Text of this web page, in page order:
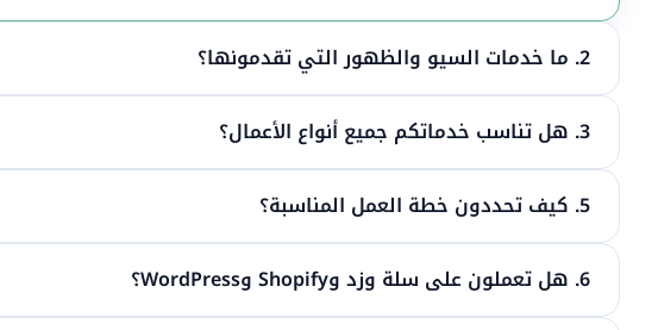
2. ما خدمات السيو والظهور التي تقدمونها؟
3. هل تناسب خدماتكم جميع أنواع الأعمال؟
5. كيف تحددون خطة العمل المناسبة؟
6. هل تعملون على سلة وزد وShopify وWordPress؟